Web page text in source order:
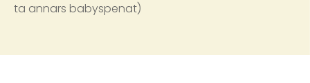
ta annars babyspenat)